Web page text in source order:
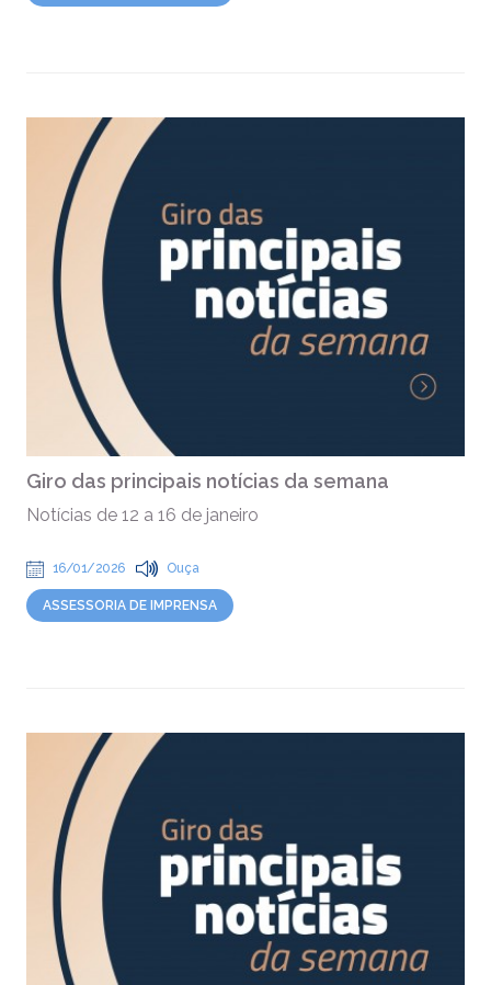
Giro das principais notícias da semana
Notícias de 12 a 16 de janeiro
16/01/2026 Ouça
ASSESSORIA DE IMPRENSA